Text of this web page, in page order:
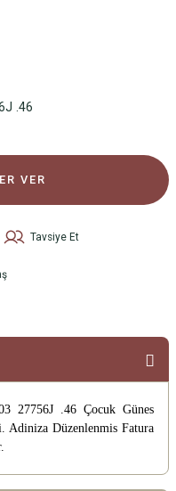
.46
VER
Tavsiye Et
27756J .46 Çocuk Günes
Düzenlenmis Fatura